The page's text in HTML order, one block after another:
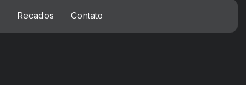
Recados Contato